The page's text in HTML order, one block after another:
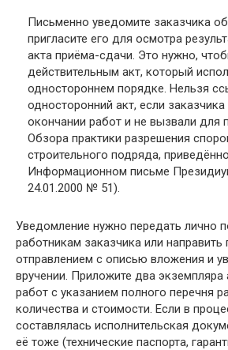
Письменно уведомите заказчика
пригласите его для осмотра
акта приёма-сдачи. Это нужно,
действительным акт, который
одностороннем порядке. Нельзя
односторонний акт, если
окончании работ и не вызвали для
Обзора практики разрешения
строительного подряда,
Информационном письме
24.01.2000 № 51).
Уведомление нужно передать лично
работникам заказчика или
отправлением с описью вложения и
вручении. Приложите два
работ с указанием полного перечня
количества и стоимости. Если в
составлялась исполнительская
её тоже (технические паспорта,